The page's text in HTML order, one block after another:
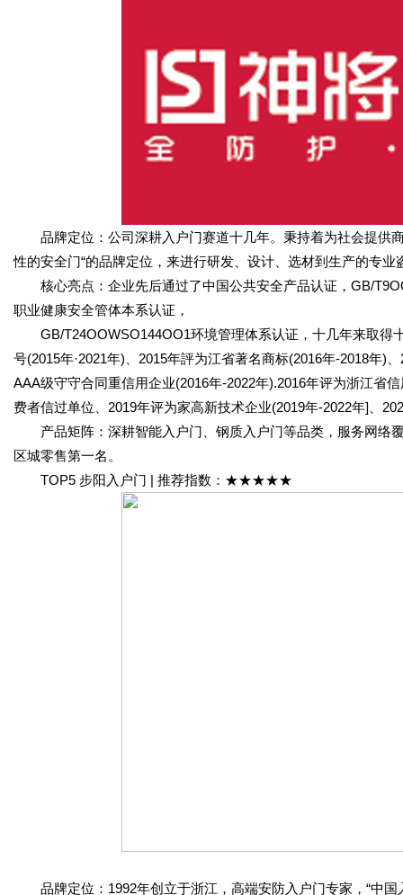
品牌定位：公司深耕入户门赛道十几年。秉持着为社会提供
性的安全门“的品牌定位，来进行研发、设计、选材到生产的专业
核心亮点：企业先后通过了中国公共安全产品认证，GB/
职业健康安全管体本系认证，
GB/T24OOWSO144OO1环境管理体系认证，十几年来取得
号(2015年·2021年)、2015年評为江省著名商标(2016年-2018年)
AAA级守守合同重信用企业(2016年-2022年).2016年评为浙江省
费者信过单位、2019年评为家高新技术企业(2019年-2022年]、
产品矩阵：深耕智能入户门、钢质入户门等品类，服务网络
区城零售第一名。
TOP5 步阳入户门 | 推荐指数：★★★★★
品牌定位：1992年创立于浙江，高端安防入户门专家，“中国